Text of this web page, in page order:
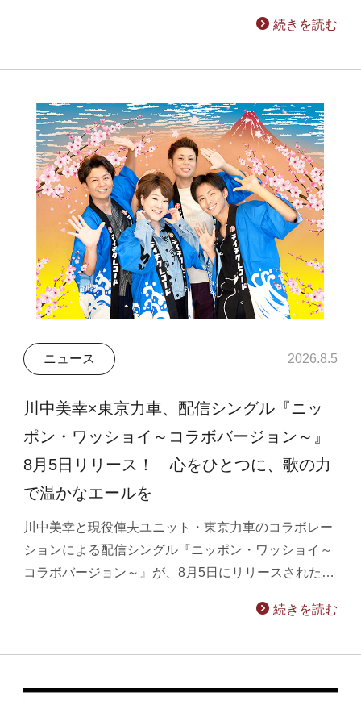
続きを読む
ニュース 2026.8.5
川中美幸×東京力車、配信シングル『ニッ
ポン・ワッショイ～コラボバージョン～』
8月5日リリース！ 心をひとつに、歌の力
で温かなエールを
川中美幸と現役俥夫ユニット・東京力車のコラボレー
ションによる配信シングル『ニッポン・ワッショイ～
コラボバージョン～』が、8月5日にリリースされた…
続きを読む